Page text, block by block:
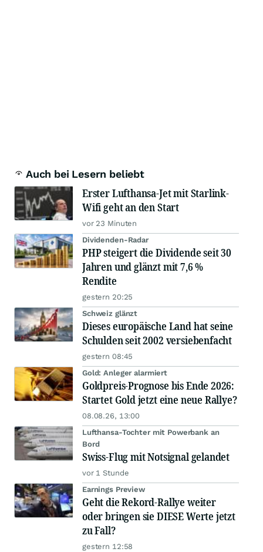
Auch bei Lesern beliebt
Erster Lufthansa-Jet mit Starlink-
Wifi geht an den Start
vor 23 Minuten
Dividenden-Radar
PHP steigert die Dividende seit 30
Jahren und glänzt mit 7,6 %
Rendite
gestern 20:25
Schweiz glänzt
Dieses europäische Land hat seine
Schulden seit 2002 versiebenfacht
gestern 08:45
Gold: Anleger alarmiert
Goldpreis-Prognose bis Ende 2026:
Startet Gold jetzt eine neue Rallye?
08.08.26, 13:00
Lufthansa-Tochter mit Powerbank an
Bord
Swiss-Flug mit Notsignal gelandet
vor 1 Stunde
Earnings Preview
Geht die Rekord-Rallye weiter
oder bringen sie DIESE Werte jetzt
zu Fall?
gestern 12:58